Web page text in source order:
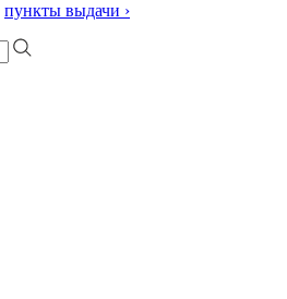
пункты выдачи ›